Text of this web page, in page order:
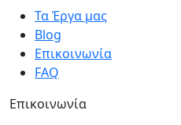
Τα Έργα μας
Blog
Επικοινωνία
FAQ
Επικοινωνία